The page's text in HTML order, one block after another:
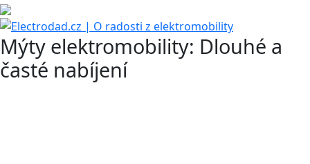
Mýty elektromobility: Dlouhé a
časté nabíjení